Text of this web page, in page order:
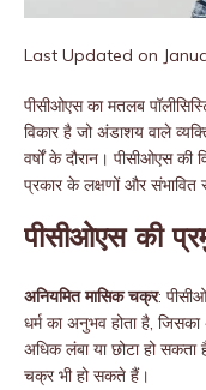
Last Updated on
पीसीओएस का मतलब
विकार है जो अंडाशय वाले
वर्षों के दौरान। पीसीओएस की
प्रकार के लक्षणों और
पीसीओएस की
अनियमित मासिक चक्र:
धर्म का अनुभव होता है,
अधिक लंबा या छोटा हो
चक्र भी हो सकते हैं।